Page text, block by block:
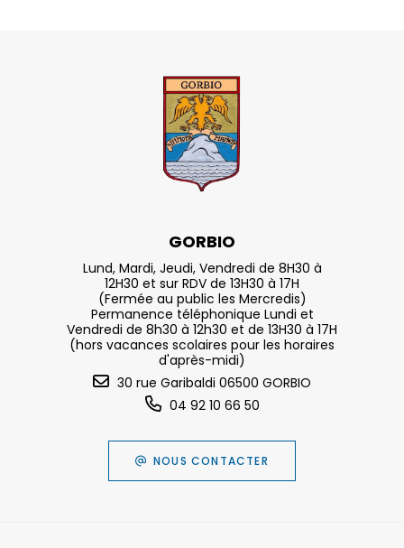
GORBIO
Lund, Mardi, Jeudi, Vendredi de 8H30 à
12H30 et sur RDV de 13H30 à 17H
(Fermée au public les Mercredis)
Permanence téléphonique Lundi et
Vendredi de 8h30 à 12h30 et de 13H30 à 17H
(hors vacances scolaires pour les horaires
d'après-midi)
30 rue Garibaldi 06500 GORBIO
04 92 10 66 50
NOUS CONTACTER